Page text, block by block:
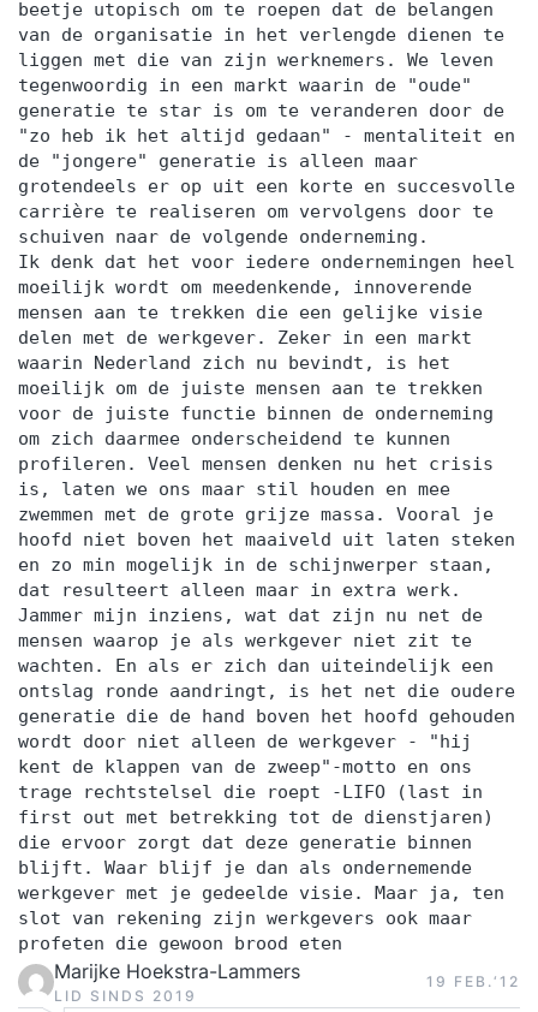
beetje utopisch om te roepen dat de belangen
van de organisatie in het verlengde dienen te
liggen met die van zijn werknemers. We leven
tegenwoordig in een markt waarin de "oude"
generatie te star is om te veranderen door de
"zo heb ik het altijd gedaan" - mentaliteit en
de "jongere" generatie is alleen maar
grotendeels er op uit een korte en succesvolle
carrière te realiseren om vervolgens door te
schuiven naar de volgende onderneming.
Ik denk dat het voor iedere ondernemingen heel
moeilijk wordt om meedenkende, innoverende
mensen aan te trekken die een gelijke visie
delen met de werkgever. Zeker in een markt
waarin Nederland zich nu bevindt, is het
moeilijk om de juiste mensen aan te trekken
voor de juiste functie binnen de onderneming
om zich daarmee onderscheidend te kunnen
profileren. Veel mensen denken nu het crisis
is, laten we ons maar stil houden en mee
zwemmen met de grote grijze massa. Vooral je
hoofd niet boven het maaiveld uit laten steken
en zo min mogelijk in de schijnwerper staan,
dat resulteert alleen maar in extra werk.
Jammer mijn inziens, wat dat zijn nu net de
mensen waarop je als werkgever niet zit te
wachten. En als er zich dan uiteindelijk een
ontslag ronde aandringt, is het net die oudere
generatie die de hand boven het hoofd gehouden
wordt door niet alleen de werkgever - "hij
kent de klappen van de zweep"-motto en ons
trage rechtstelsel die roept -LIFO (last in
first out met betrekking tot de dienstjaren)
die ervoor zorgt dat deze generatie binnen
blijft. Waar blijf je dan als ondernemende
werkgever met je gedeelde visie. Maar ja, ten
slot van rekening zijn werkgevers ook maar
profeten die gewoon brood eten
Marijke Hoekstra-Lammers
LID SINDS 2019
19 FEB.‘12